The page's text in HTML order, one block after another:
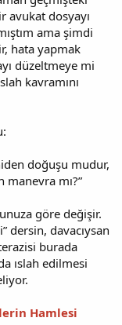
avukat dosyayı
ama şimdi
hata yapmak
düzeltmeye mi
kavramını
doğuşu mudur,
mı?”
göre değişir.
dersin, davacıysan
burada
ıslah edilmesi
Hamlesi